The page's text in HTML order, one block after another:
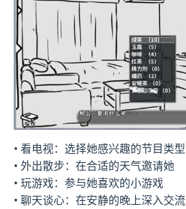
• 看电视：选择她感兴趣的节目类型
• 外出散步：在合适的天气邀请她
• 玩游戏：参与她喜欢的小游戏
• 聊天谈心：在安静的晚上深入交流